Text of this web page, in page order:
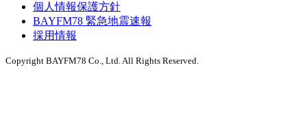
個人情報保護方針
BAYFM78 緊急地震速報
採用情報
Copyright BAYFM78 Co., Ltd. All Rights Reserved.